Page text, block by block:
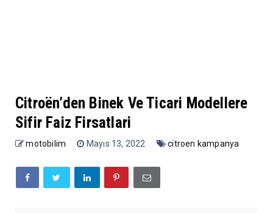
Citroën’den Binek Ve Ticari Modellere
Sifir Faiz Firsatlari
motobilim Mayıs 13, 2022 citroen kampanya